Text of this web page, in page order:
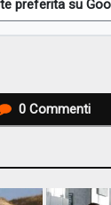
preferita su
0Commenti